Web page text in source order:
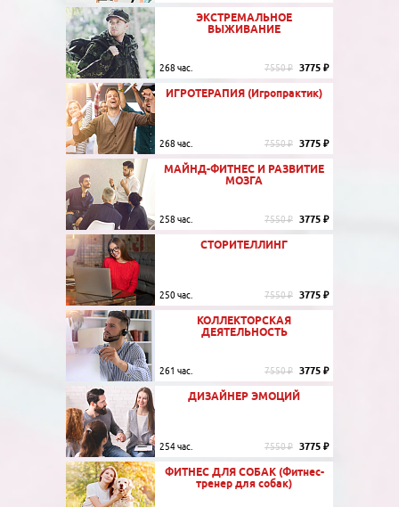
ЭКСТРЕМАЛЬНОЕ
ВЫЖИВАНИЕ
268 час. 7550 ₽ 3775 ₽
ИГРОТЕРАПИЯ (Игропрактик)
268 час. 7550 ₽ 3775 ₽
МАЙНД-ФИТНЕС И РАЗВИТИЕ
МОЗГА
258 час. 7550 ₽ 3775 ₽
СТОРИТЕЛЛИНГ
250 час. 7550 ₽ 3775 ₽
КОЛЛЕКТОРСКАЯ
ДЕЯТЕЛЬНОСТЬ
261 час. 7550 ₽ 3775 ₽
ДИЗАЙНЕР ЭМОЦИЙ
254 час. 7550 ₽ 3775 ₽
ФИТНЕС ДЛЯ СОБАК (Фитнес-
тренер для собак)